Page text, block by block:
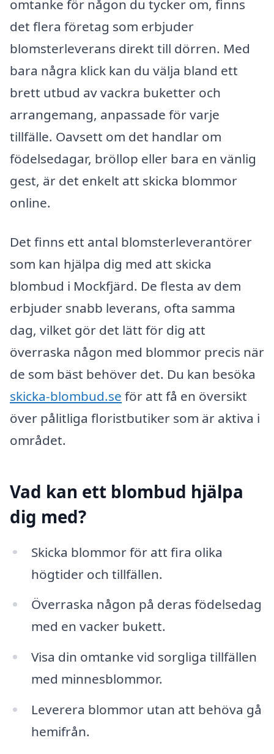
omtanke för någon du tycker om, finns
det flera företag som erbjuder
blomsterleverans direkt till dörren. Med
bara några klick kan du välja bland ett
brett utbud av vackra buketter och
arrangemang, anpassade för varje
tillfälle. Oavsett om det handlar om
födelsedagar, bröllop eller bara en vänlig
gest, är det enkelt att skicka blommor
online.
Det finns ett antal blomsterleverantörer
som kan hjälpa dig med att skicka
blombud i Mockfjärd. De flesta av dem
erbjuder snabb leverans, ofta samma
dag, vilket gör det lätt för dig att
överraska någon med blommor precis när
de som bäst behöver det. Du kan besöka
skicka-blombud.se för att få en översikt
över pålitliga floristbutiker som är aktiva i
området.
Vad kan ett blombud hjälpa
dig med?
Skicka blommor för att fira olika
högtider och tillfällen.
Överraska någon på deras födelsedag
med en vacker bukett.
Visa din omtanke vid sorgliga tillfällen
med minnesblommor.
Leverera blommor utan att behöva gå
hemifrån.